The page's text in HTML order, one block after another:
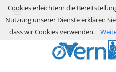
Cookies erleichtern die
Nutzung unserer Dienste erklären
dass wir Cookies verwenden.